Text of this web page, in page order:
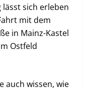
lässt sich erleben
mit dem
in Mainz-Kastel
Ostfeld
auch wissen, wie